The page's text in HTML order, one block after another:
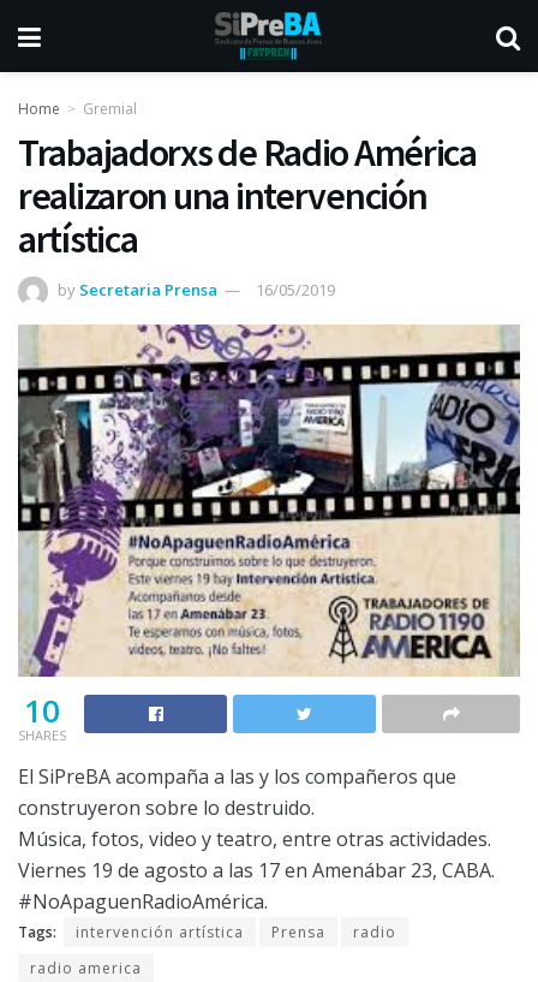
Home Gremial
Trabajadorxs de Radio América
realizaron una intervención
artística
by Secretaria Prensa 16/05/2019
10
SHARES
El SiPreBA acompaña a las y los compañeros que
construyeron sobre lo destruido.
Música, fotos, video y teatro, entre otras actividades.
Viernes 19 de agosto a las 17 en Amenábar 23, CABA.
#NoApaguenRadioAmérica.
Tags: intervención artística Prensa
radio
radio america